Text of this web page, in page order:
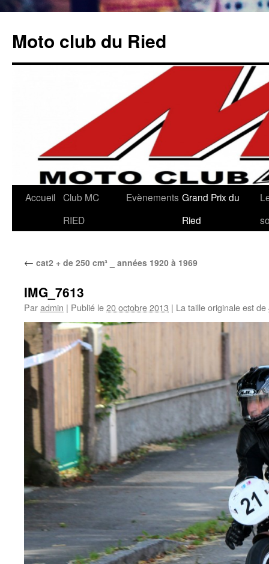
contenu
Moto club du Ried
Accueil Club MC
RIED
Evènements Grand Prix du
Ried
← cat2 + de 250 cm³ _ années 1920 à 1969
IMG_7613
Paradmin | Publié le20 octobre 2013 | La taille originale est de